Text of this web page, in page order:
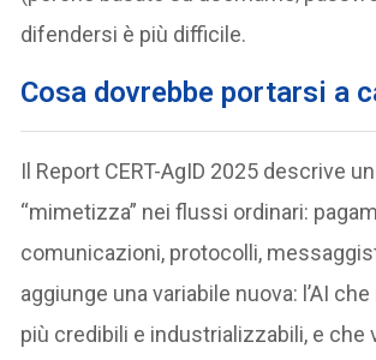
difendersi è più difficile.
Cosa dovrebbe portarsi a
Il Report CERT-AgID 2025 descrive
“mimetizza” nei flussi ordinari:
comunicazioni, protocolli,
aggiunge una variabile nuova: l’AI
più credibili e industrializzabili, e che